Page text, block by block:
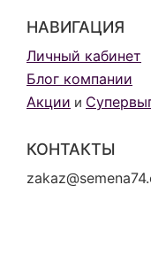
НАВИГАЦИЯ
Личный кабинет
Блог компании
Акции и
КОНТАКТЫ